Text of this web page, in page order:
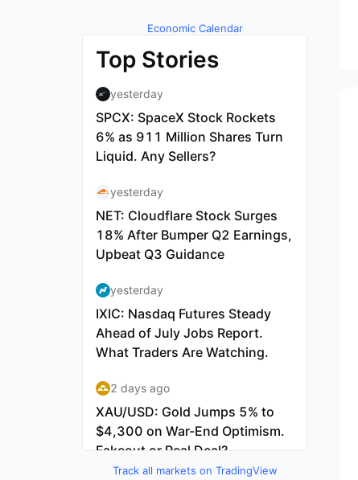
Economic Calendar
by TradingView
Track all markets on TradingView